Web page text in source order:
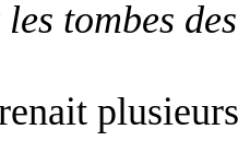
tombes